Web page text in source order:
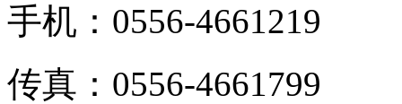
手机：0556-4661219
传真：0556-4661799